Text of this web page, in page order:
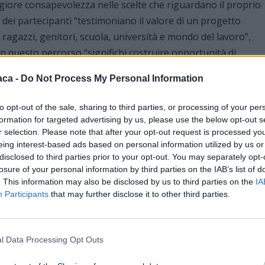
- Do Not Process My Personal Information
opt-out of the sale, sharing to third parties, or processing of your
for targeted advertising by us, please use the below opt-out
selection. Please note that after your opt-out request is processed
interest-based ads based on personal information utilized by us
to third parties prior to your opt-out. You may separately
of your personal information by third parties on the IAB’s list of
This information may also be disclosed by us to third parties on the
Participants that may further disclose it to other third parties.
Data Processing Opt Outs
consapevolezza nelle scelte che riguardano il proprio
dei partecipanti “testimoniano il valore di un progetto
genitori, scuola, università e mondo del lavoro”,
questo percorso “significhi costruire opportunità di
in Liguria
Liguria con delega alla Formazione, ha celebrato i
constatare il quinto sold out consecutivo, confermando
e il grande interesse che l’iniziativa sta riscuotendo
vicepresidente, è quello di “offrire a studenti e genitori
informazioni qualificate”, sostenendo i ragazzi per aiutarli
a valorizzare i propri talenti attraverso il dialogo con
La Regione intende proseguire convintamente in